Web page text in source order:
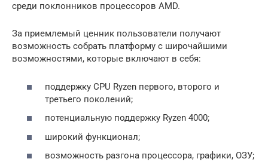
среди поклонников процессоров AMD.
За приемлемый ценник пользователи получают
возможность собрать платформу с широчайшими
возможностями, которые включают в себя:
поддержку CPU Ryzen первого, второго и
третьего поколений;
потенциальную поддержку Ryzen 4000;
широкий функционал;
возможность разгона процессора, графики, ОЗУ;